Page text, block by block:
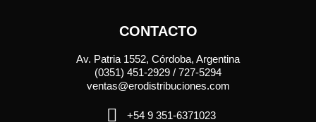
CONTACTO
Av. Patria 1552, Córdoba, Argentina
(0351) 451-2929 / 727-5294
ventas@erodistribuciones.com
+54 9 351-6371023